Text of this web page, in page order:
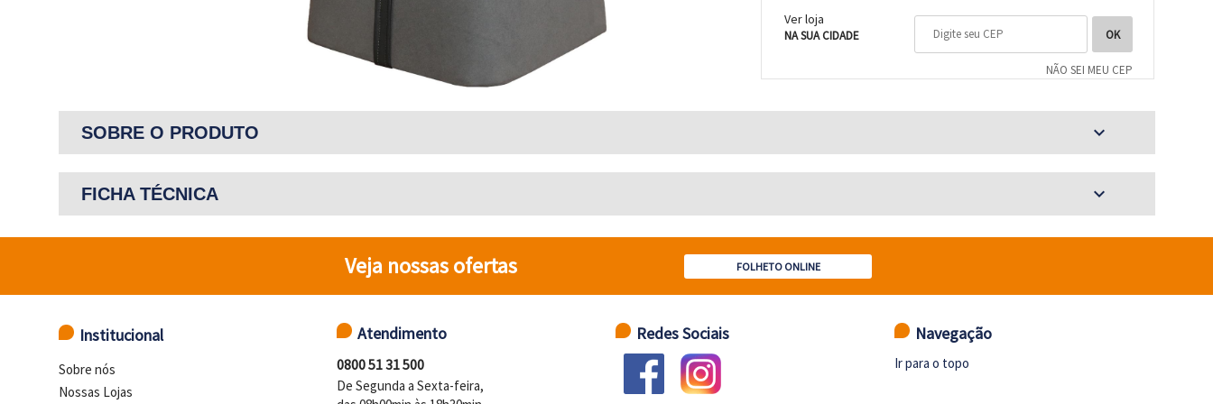
Ver loja
NA SUA CIDADE
NÃO SEI MEU CEP
SOBRE O PRODUTO expand_more
FICHA TÉCNICA expand_more
Veja nossas ofertas FOLHETO ONLINE
Institucional
Sobre nós
Nossas Lojas
Atendimento
0800 51 31 500
De Segunda a Sexta-feira,
Redes Sociais Navegação
Ir para o topo